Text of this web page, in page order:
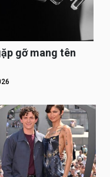
gỡ mang tên